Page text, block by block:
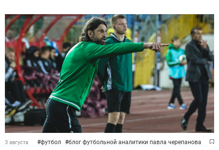
3 августа #футбол #блог футбольной аналитики павла черепанова